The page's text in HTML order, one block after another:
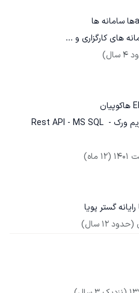
های کارگزاری و ...
اسکیل ها: دات نت کور و فریم ورک - Rest API - MS SQL
(12 ماه)
گستر پویا
(حدود 12 سال)